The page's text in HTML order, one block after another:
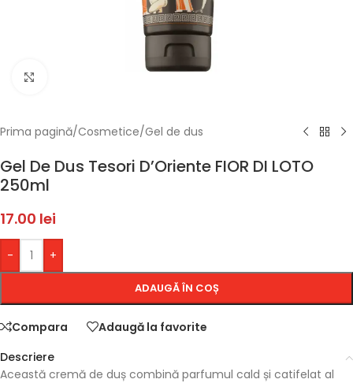
Prima pagină/Cosmetice/Gel de dus
Gel De Dus Tesori D’Oriente FIOR DI LOTO
250ml
17.00 lei
- +
ADAUGĂ ÎN COȘ
Compara
Adaugă la favorite
Descriere
Această cremă de duș combină parfumul cald și catifelat al